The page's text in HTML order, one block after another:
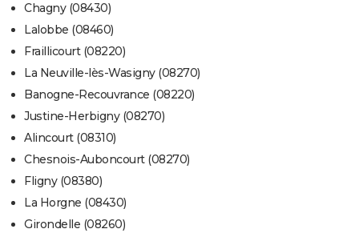
Chagny (08430)
Lalobbe (08460)
Fraillicourt (08220)
La Neuville-lès-Wasigny (08270)
Banogne-Recouvrance (08220)
Justine-Herbigny (08270)
Alincourt (08310)
Chesnois-Auboncourt (08270)
Fligny (08380)
La Horgne (08430)
Girondelle (08260)